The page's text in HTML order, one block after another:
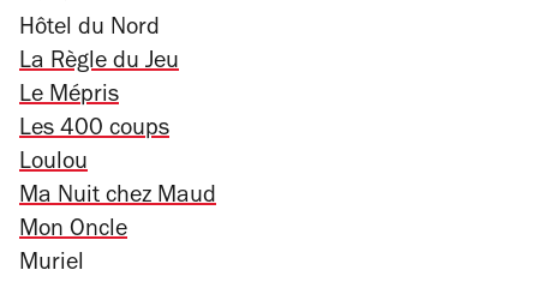
Hôtel du Nord
La Règle du Jeu
Le Mépris
Les 400 coups
Loulou
Ma Nuit chez Maud
Mon Oncle
Muriel